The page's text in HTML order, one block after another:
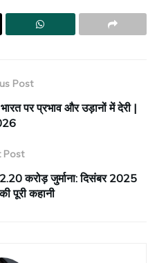
Post
पर प्रभाव और उड़ानों में देरी |
Post
करोड़ जुर्माना: दिसंबर 2025
पूरी कहानी